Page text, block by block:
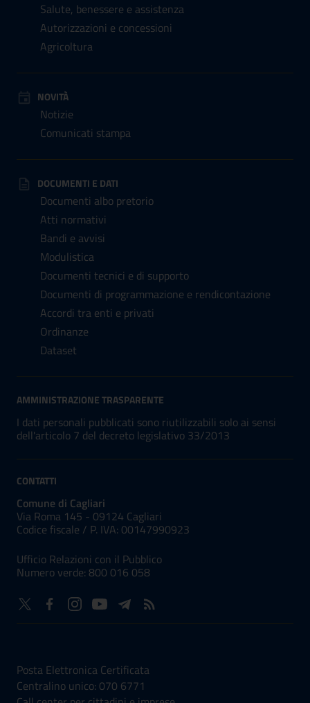
Salute, benessere e assistenza
Autorizzazioni e concessioni
Agricoltura
NOVITÀ
Notizie
Comunicati stampa
DOCUMENTI E DATI
Documenti albo pretorio
Atti normativi
Bandi e avvisi
Modulistica
Documenti tecnici e di supporto
Documenti di programmazione e rendicontazione
Accordi tra enti e privati
Ordinanze
Dataset
AMMINISTRAZIONE TRASPARENTE
I dati personali pubblicati sono riutilizzabili solo ai sensi
dell'articolo 7 del decreto legislativo 33/2013
CONTATTI
Comune di Cagliari
Via Roma 145 - 09124 Cagliari
Codice fiscale / P. IVA: 00147990923
Ufficio Relazioni con il Pubblico
Numero verde: 800 016 058
Posta Elettronica Certificata
Centralino unico: 070 6771